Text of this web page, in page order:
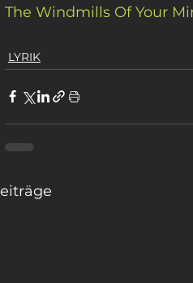
The Windmills Of Your
LYRIK